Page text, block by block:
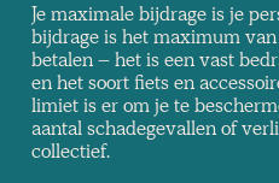
Je maximale bijdrage is je
bijdrage is het maximum
betalen – het is een vast
en het soort fiets en
limiet is er om je te
aantal schadegevallen of
collectief.